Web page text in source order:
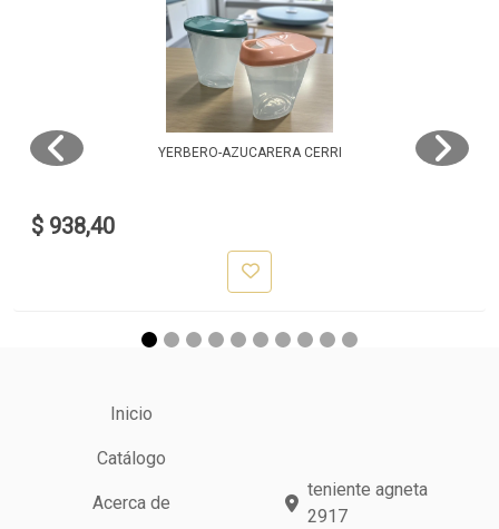
YERBERO-AZUCARERA CERRI
$ 938,40
Inicio
Catálogo
Acerca de
teniente agneta
2917